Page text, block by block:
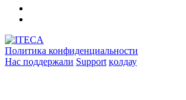
Политика конфиденциальности
Нас поддержали Support қолдау